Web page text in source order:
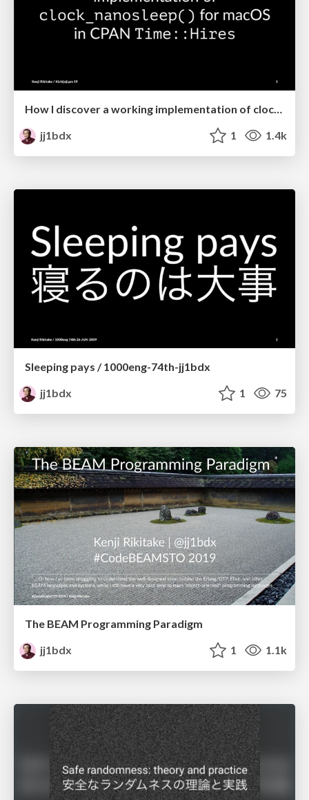
How I discover a working implementation of clock_nanosleep() for macOS in CPAN Time::Hires
jj1bdx
1 1.4k
Sleeping pays / 1000eng-74th-jj1bdx
jj1bdx
1 75
The BEAM Programming Paradigm
jj1bdx
1 1.1k